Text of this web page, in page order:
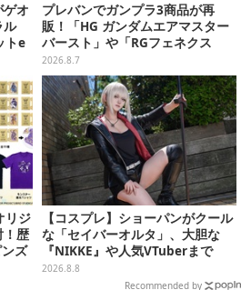
ゲオ
ル
トe
プレバンでガンプラ3商品が再
販！「HG ガンダムエアマスター
バースト」や「RGフェネクス
（ナラティブVer.）」も
2026.8.7
リジ
！歴
ズ
や
【コスプレ】ショーパンがクール
な「セイバーオルタ」、大胆な
『NIKKE』や人気VTuberまで
「アコスタ池袋」美女レイヤーま
2026.8.8
Recommended by